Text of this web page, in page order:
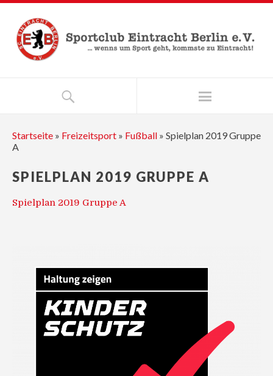
Startseite » Freizeitsport » Fußball » Spielplan 2019 Gruppe
A
SPIELPLAN 2019 GRUPPE A
Spielplan 2019 Gruppe A